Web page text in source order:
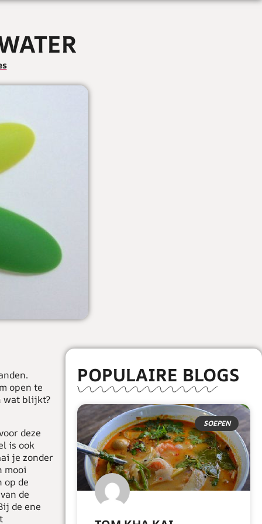
open te
wat blijkt?
deze
is ook
je zonder
mooi
op de
de
de ene
POPULAIRE BLOGS
SOEPEN